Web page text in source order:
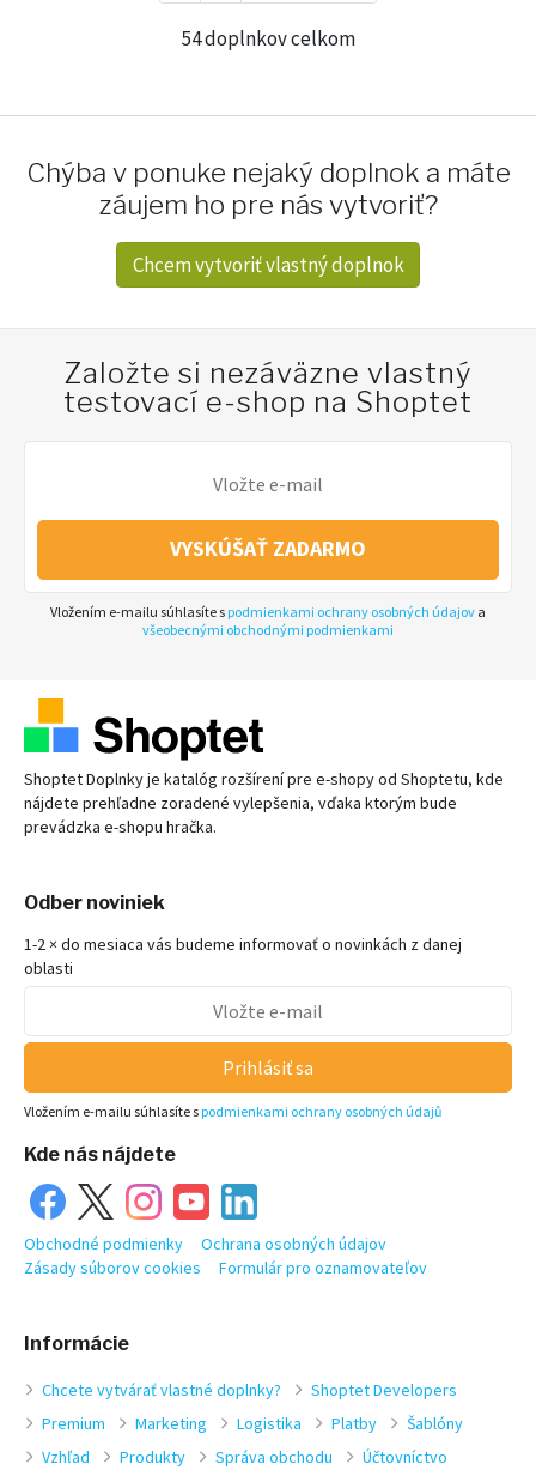
54 doplnkov celkom
Chýba v ponuke nejaký doplnok a máte
záujem ho pre nás vytvoriť?
Chcem vytvoriť vlastný doplnok
Založte si nezáväzne vlastný
testovací e-shop na Shoptet
VYSKÚŠAŤ ZADARMO
Vložením e-mailu súhlasíte s podmienkami ochrany osobných údajov a
všeobecnými obchodnými podmienkami
Shoptet Doplnky je katalóg rozšírení pre e-shopyod Shoptetu, kde
nájdete prehľadne zoradené vylepšenia, vďaka ktorým bude
prevádzka e-shopu hračka.
Informácie
Chcete vytvárať vlastné doplnky?
Shoptet Developers
Premium
Marketing Logistika Platby
Šablóny
Vzhľad
Produkty Správa obchodu
Účtovníctvo
Odber noviniek
1-2 × do mesiaca vás budeme informovať o novinkách z danej
oblasti
Prihlásiť sa
Vložením e-mailu súhlasíte s podmienkami ochrany osobných údajů
Kde nás nájdete
Obchodné podmienky
Ochrana osobných údajov
Zásady súborov cookies
Formulár pro oznamovateľov